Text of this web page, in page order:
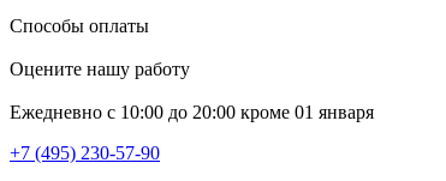
Способы оплаты
Оцените нашу работу
Ежедневно с 10:00 до 20:00 кроме 01 января
+7 (495) 230-57-90